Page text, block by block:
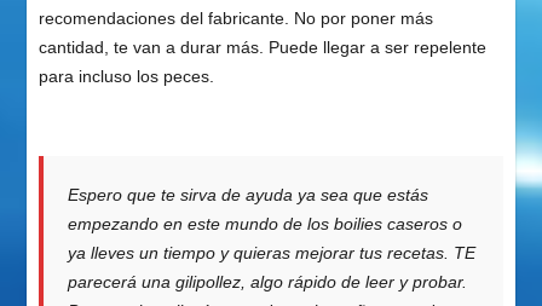
recomendaciones del fabricante. No por poner más
cantidad, te van a durar más. Puede llegar a ser repelente
para incluso los peces.
Espero que te sirva de ayuda ya sea que estás
empezando en este mundo de los boilies caseros o
ya lleves un tiempo y quieras mejorar tus recetas. TE
parecerá una gilipollez, algo rápido de leer y probar.